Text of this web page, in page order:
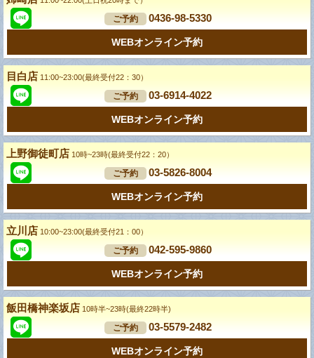
ご予約 0436-98-5330
WEBオンライン予約
目白店 11:00~23:00(最終受付22：30）
ご予約 03-6914-4022
WEBオンライン予約
上野御徒町店 10時~23時(最終受付22：20）
ご予約 03-5826-8004
WEBオンライン予約
立川店 10:00~23:00(最終受付21：00）
ご予約 042-595-9860
WEBオンライン予約
飯田橋神楽坂店 10時半~23時(最終22時半)
ご予約 03-5579-2482
WEBオンライン予約